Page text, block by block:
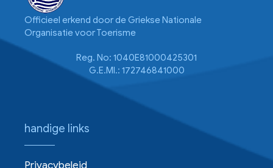
Officieel erkend door de Griekse Nationale
Organisatie voor Toerisme
Reg. No: 1040E81000425301
G.E.MI.: 172746841000
handige links
Privacybeleid